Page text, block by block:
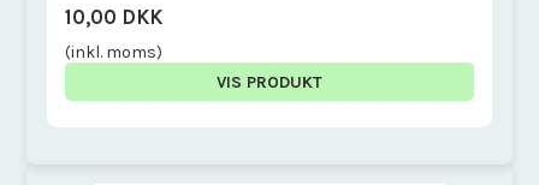
10,00 DKK
(inkl. moms)
VIS PRODUKT